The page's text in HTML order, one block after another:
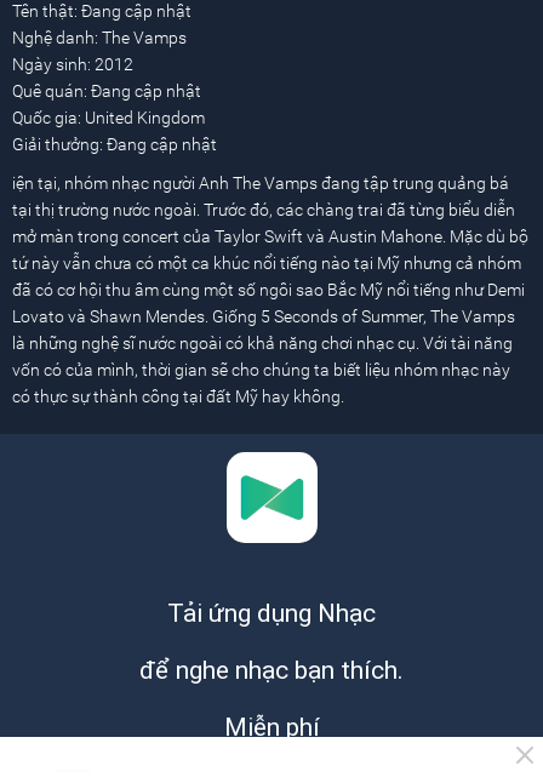
Tên thật: Đang cập nhật
Nghệ danh: The Vamps
Ngày sinh: 2012
Quê quán: Đang cập nhật
Quốc gia: United Kingdom
Giải thưởng: Đang cập nhật
iện tại, nhóm nhạc người Anh The Vamps đang tập trung quảng bá
tại thị trường nước ngoài. Trước đó, các chàng trai đã từng biểu diễn
mở màn trong concert của Taylor Swift và Austin Mahone. Mặc dù bộ
tứ này vẫn chưa có một ca khúc nổi tiếng nào tại Mỹ nhưng cả nhóm
đã có cơ hội thu âm cùng một số ngôi sao Bắc Mỹ nổi tiếng như Demi
Lovato và Shawn Mendes. Giống 5 Seconds of Summer, The Vamps
là những nghệ sĩ nước ngoài có khả năng chơi nhạc cụ. Với tài năng
vốn có của mình, thời gian sẽ cho chúng ta biết liệu nhóm nhạc này
có thực sự thành công tại đất Mỹ hay không.
Tải ứng dụng Nhạc
để nghe nhạc bạn thích.
Miễn phí